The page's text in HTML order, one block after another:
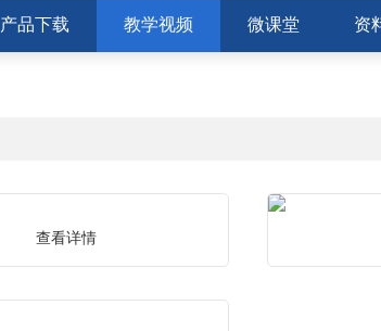
产品下载 教学视频 微课堂 资
查看详情